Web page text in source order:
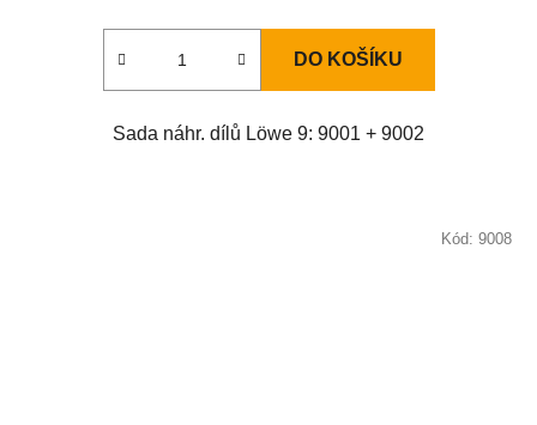
DO KOŠÍKU
Sada náhr. dílů Löwe 9: 9001 + 9002
Kód: 9008